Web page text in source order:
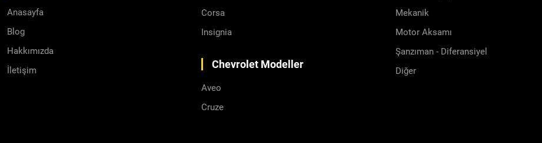
Anasayfa
Blog
Hakkımızda
İletişim
Corsa
Insignia
Chevrolet Modeller
Aveo
Cruze
Mekanik
Motor Aksamı
Şanzıman - Diferansiyel
Diğer